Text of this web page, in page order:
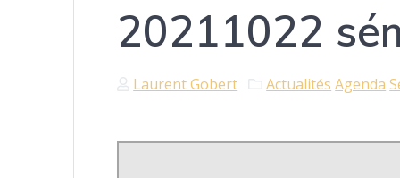
20211022
Laurent Gobert Actualités Agenda